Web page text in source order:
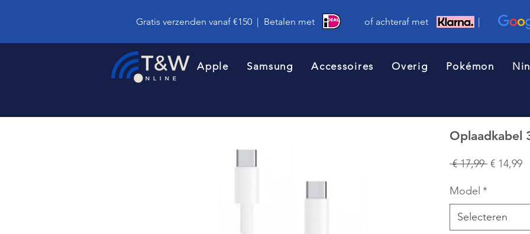
Gratis verzenden vanaf €150 | Betalen met of achteraf met |
Apple Samsung Accessoires Overig Pokémon
Oplaadkabel
€ 17,99 Normale
€ 14,99
Model *
Selecteren